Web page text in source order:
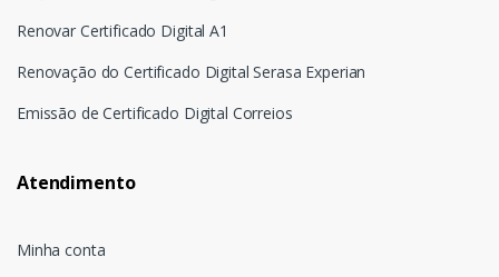
Renovar Certificado Digital A1
Renovação do Certificado Digital Serasa Experian
Emissão de Certificado Digital Correios
Atendimento
Minha conta